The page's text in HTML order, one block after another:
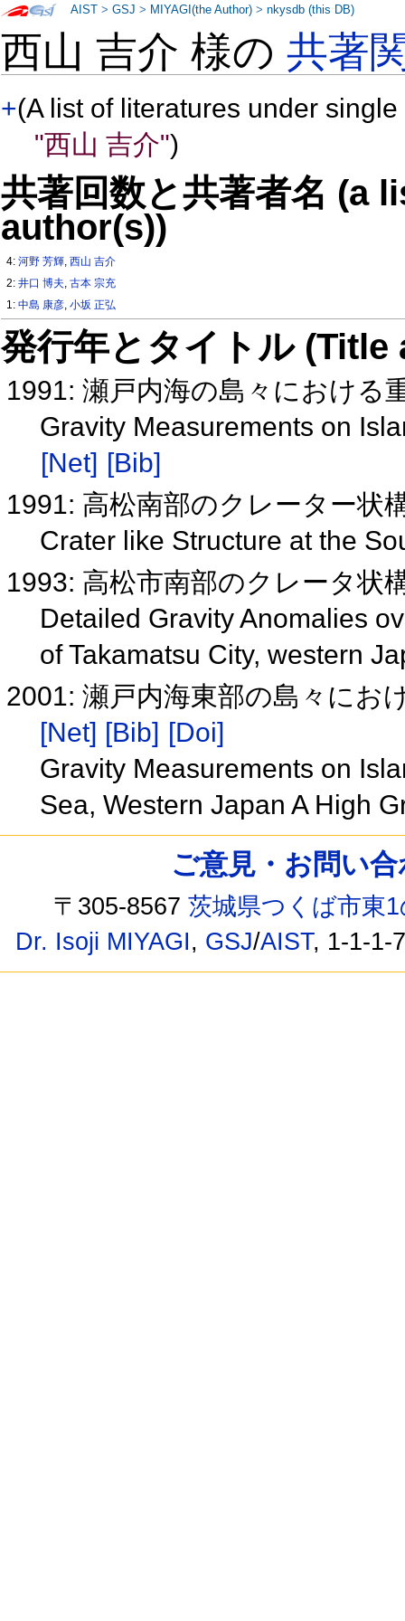
西山 吉介 様の共著
+(A list of literatures under
"西山 吉介")
共著回数と共著者名 (a
author(s))
4:河野 芳輝,西山 吉介
2:井口 博夫,古本 宗充
1:中島 康彦,小坂 正弘
発行年とタイトル
1991: 瀬戸内海の島々における
Gravity Measurements on
[Net] [Bib]
1991: 高松南部のクレーター状
Crater like Structure at the
1993: 高松市南部のクレータ状
Detailed Gravity Anomalies
of Takamatsu City, western
2001: 瀬戸内海東部の島々にお
[Net] [Bib] [Doi]
Gravity Measurements on
Sea, Western Japan A High
AIST >GSJ > MIYAGI(the Author) >nkysdb (this DB)
ご意見・お問い
〒305-8567茨城県つくば市東
Dr. Isoji MIYAGI, GSJ/AIST, 1-1-1-